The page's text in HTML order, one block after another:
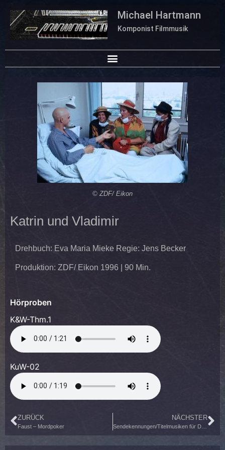
Michael Hartmann
Komponist Filmmusik
© ZDF/ Eikon
Katrin und Vladimir
Drehbuch: Eva Maria Mieke Regie: Jens Becker
Produktion: ZDF/ Eikon 1996 | 90 Min.
Hörproben
K&W-Thm.1
KuW-02
ZURÜCK
Faust – Mordpoker
NÄCHSTER
Sendekennungen/Titelmusiken für Deutsche Welle – TV